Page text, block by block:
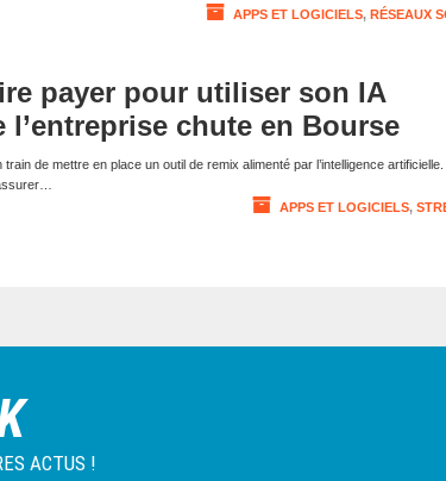
APPS ET LOGICIELS, RÉSEAUX
payer pour utiliser son IA
l’entreprise chute en Bourse
de mettre en place un outil de remix alimenté par l’intelligence
APPS ET LOGICIELS,
ACTUS !